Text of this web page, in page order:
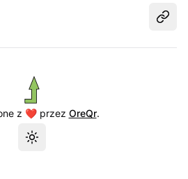
z ❤️ przez OreQr.
Przełącz motyw